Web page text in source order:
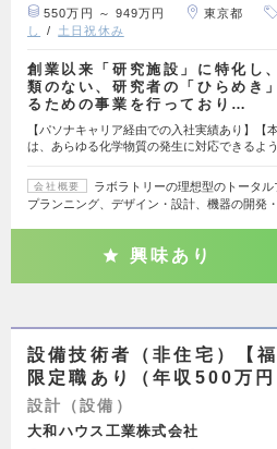
550万円 ～ 949万円 東京都
し
土日祝休み
創業以来「研究施設」に特化し
類のない、研究者の「ひらめき
るための事業を行っており…
【パソナキャリア経由での入社実績あり】【
は、あらゆる化学物質の発生に対応できるよ
会社概要
ラボラトリーの理想型のトータ
プランニング、デザイン・設計、機器の開発
興味あり
設備技術者（非住宅）【
限定職あり（年収500万
設計（設備）
大和ハウス工業株式会社